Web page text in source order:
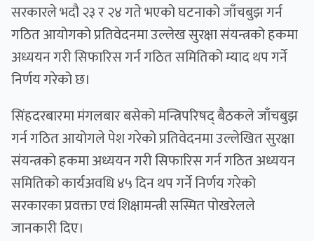
सरकारले भदौ २३ र २४ गते भएको घटनाको जाँचबुझ गर्न
गठित आयोगको प्रतिवेदनमा उल्लेख सुरक्षा संयन्त्रको हकमा
अध्ययन गरी सिफारिस गर्न गठित समितिको म्याद थप गर्ने
निर्णय गरेको छ।
सिंहदरबारमा मंगलबार बसेको मन्त्रिपरिषद् बैठकले जाँचबुझ
गर्न गठित आयोगले पेश गरेको प्रतिवेदनमा उल्लेखित सुरक्षा
संयन्त्रको हकमा अध्ययन गरी सिफारिस गर्न गठित अध्ययन
समितिको कार्यअवधि ४५ दिन थप गर्ने निर्णय गरेको
सरकारका प्रवक्ता एवं शिक्षामन्त्री सस्मित पोखरेलले
जानकारी दिए।